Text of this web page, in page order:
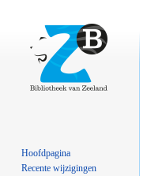
Hoofdpagina
Recente wijzigingen